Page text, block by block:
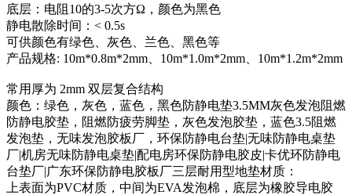
底层：电阻10的3-5次方Ω，颜色为黑色
静电散除时间：< 0.5s
可供颜色有绿色、灰色、兰色、黑色等
产品规格: 10m*0.8m*2mm、10m*1.0m*2mm、10m*1.2m*2mm
常用厚为 2mm 双层复合结构
颜色：绿色，灰色，蓝色，黑色防静电垫3.5MM灰色发泡阻燃
防静电胶垫，阻燃防疲劳脚垫，灰色发泡胶垫，蓝色3.5阻燃
发泡垫，无味发泡胶板厂，环保防静电台垫|无味防静电桌垫
厂|机房无味防静电桌垫|配电房环保防静电胶皮|卡优环防静电
台垫厂|广东环保防静电胶板厂三层耐用型地垫材质：
上表面为PVC材质，中间为EVA发泡棉，底层为橡胶导电胶